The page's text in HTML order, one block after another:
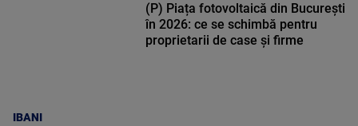
IBANI
(P) Piața fotovoltaică din București
în 2026: ce se schimbă pentru
proprietarii de case și firme